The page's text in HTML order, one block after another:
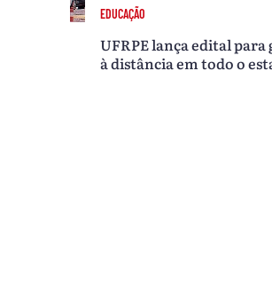
EDUCAÇÃO
UFRPE lança edital para
à distância em todo o